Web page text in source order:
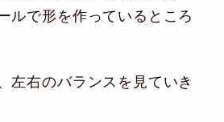
ルで形を作っているところ
左右のバランスを見ていき